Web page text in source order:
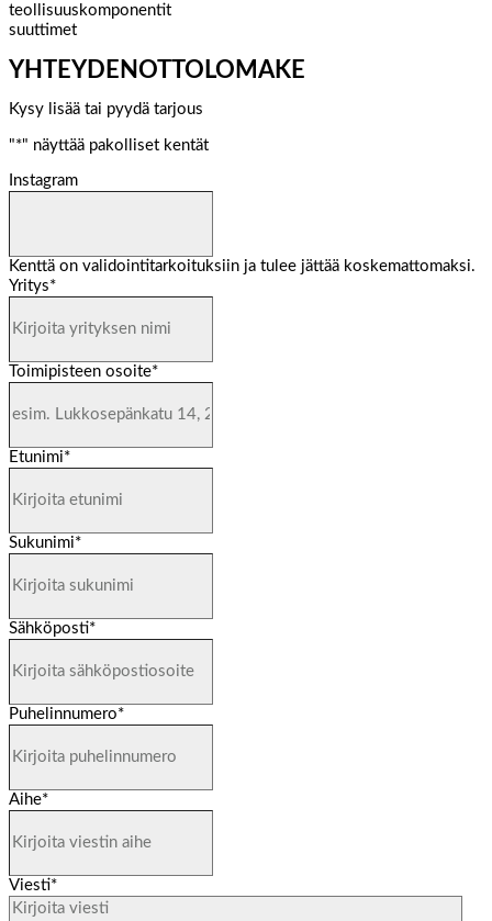
teollisuuskomponentit
suuttimet
YHTEYDENOTTOLOMAKE
Kysy lisää tai pyydä tarjous
"*" näyttää pakolliset kentät
Instagram
Kenttä on validointitarkoituksiin ja tulee jättää koskemattomaksi.
Yritys*
Toimipisteen osoite*
Etunimi*
Sukunimi*
Sähköposti*
Puhelinnumero*
Aihe*
Viesti*